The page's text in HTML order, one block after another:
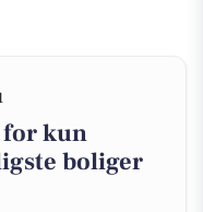
for kun
boliger